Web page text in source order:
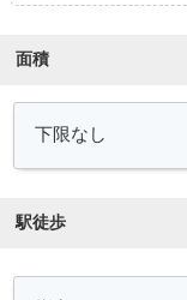
面積
駅徒歩